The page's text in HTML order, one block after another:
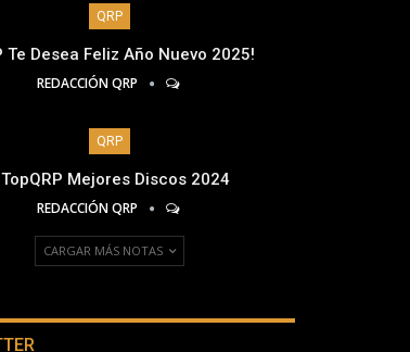
QRP
Te Desea Feliz Año Nuevo 2025!
REDACCIÓN QRP
QRP
Mejores Discos 2024
REDACCIÓN QRP
CARGAR MÁS NOTAS